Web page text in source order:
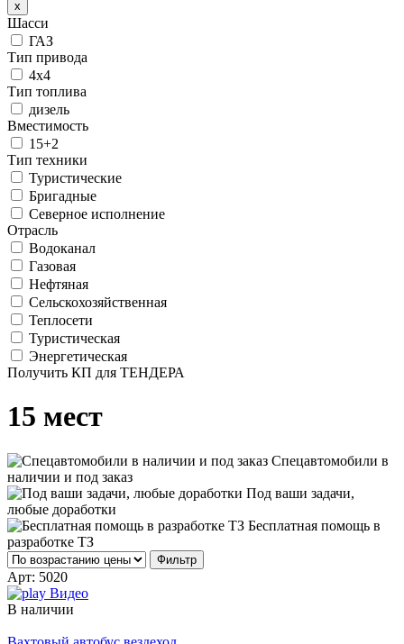
x
Шасси
ГАЗ
Тип привода
4х4
Тип топлива
дизель
Вместимость
15+2
Тип техники
Туристические
Бригадные
Северное исполнение
Отрасль
Водоканал
Газовая
Нефтяная
Сельскохозяйственная
Теплосети
Туристическая
Энергетическая
Получить КП для ТЕНДЕРА
15 мест
Спецавтомобили в
наличии и под заказ
Под ваши задачи,
любые доработки
Бесплатная помощь в
разработке ТЗ
Фильтр
Арт: 5020
Видео
В наличии